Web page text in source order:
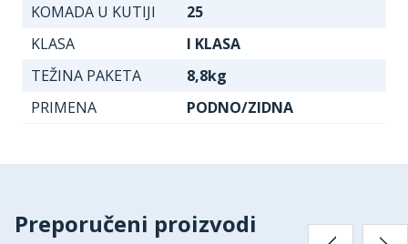
KOMADA U KUTIJI
25
KLASA
I KLASA
TEŽINA PAKETA
8,8kg
PRIMENA
PODNO/ZIDNA
Preporučeni proizvodi